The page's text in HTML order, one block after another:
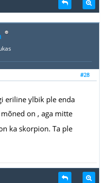
#28
eriline ylbik ple enda
on , aga mitte
ka skorpion. Ta ple